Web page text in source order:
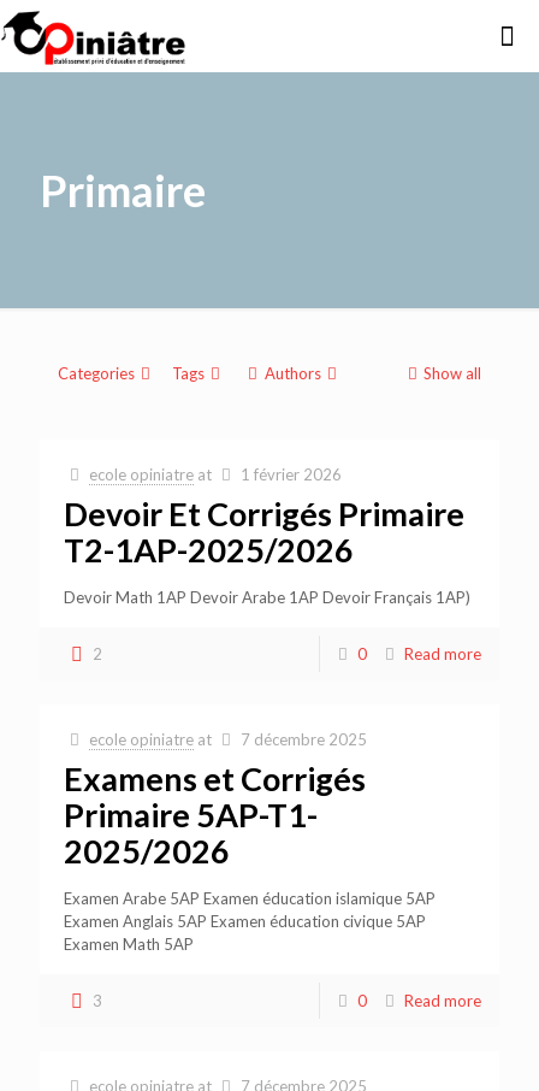
Primaire
Categories Tags Authors Show all
ecole opiniatre at 1 février 2026
Devoir Et Corrigés Primaire
T2-1AP-2025/2026
Devoir Math 1AP Devoir Arabe 1AP Devoir Français 1AP)
2 0 Read more
ecole opiniatre at 7 décembre 2025
Examens et Corrigés
Primaire 5AP-T1-
2025/2026
Examen Arabe 5AP Examen éducation islamique 5AP
Examen Anglais 5AP Examen éducation civique 5AP
Examen Math 5AP
3 0 Read more
ecole opiniatre at 7 décembre 2025